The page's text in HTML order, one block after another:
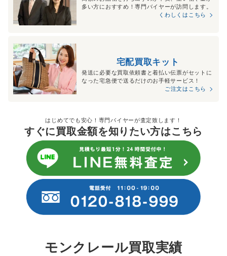
多い方におすすめ！専門バイヤーが訪問します。
くわしくはこちら
宅配買取キット
発送に必要な買取依頼書と着払い伝票がセットに
なった宅急便で送るだけのお手軽サービス！
ご注文はこちら
はじめてでも安心！専門バイヤーが査定致します！
すぐに買取金額を知りたい方はこちら
モンクレール買取実績